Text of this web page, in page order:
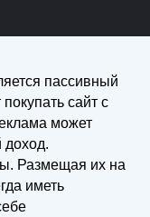
пассивный
сайт с
может
доход.
Размещая их на
иметь